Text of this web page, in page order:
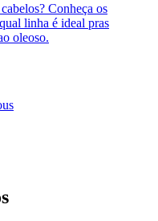
Conheça os
linha é ideal pras
oleoso.